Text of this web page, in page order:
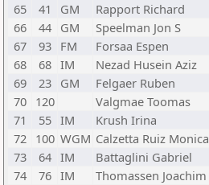
65
41 GM Rapport Richard
66
44 GM Speelman Jon S
67
93 FM Forsaa Espen
68
68 IM Nezad Husein Aziz
69
23 GM Felgaer Ruben
70 120 Valgmae Toomas
71
55 IM Krush Irina
72 100 WGM Calzetta Ruiz Monica
73
64 IM Battaglini Gabriel
74
76 IM Thomassen Joachim